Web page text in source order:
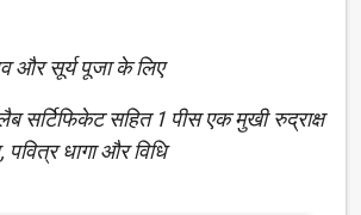
और सूर्य पूजा के लिए
सर्टिफिकेट सहित 1 पीस एक मुखी रुद्राक्ष
धागा और विधि